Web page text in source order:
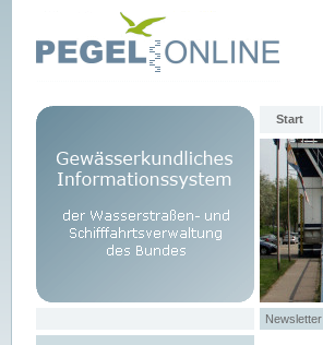
Start
Newsletter